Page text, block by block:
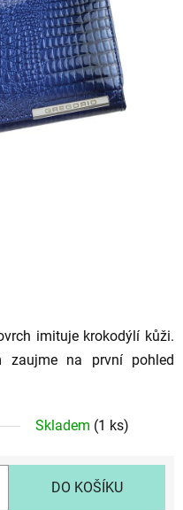
imituje krokodýlí kůži.
zaujme na první pohled
Skladem (1 ks)
DO KOŠÍKU